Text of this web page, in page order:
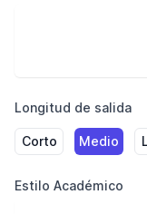
Longitud de salida
Corto Medio
Estilo Académico